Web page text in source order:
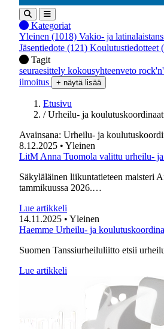
Kategoriat
Yleinen (1018) Vakio- ja
Jäsentiedote (121) Koulutustiedotteet
Tagit
seuraesittely kokousyhteenveto
ilmoitus
+ näytä lisää
Etusivu
/ Urheilu- ja
Avainsana: Urheilu- ja
8.12.2025 • Yleinen
LitM Anna Tuomola valittu urheilu-
Säkyläläinen liikuntatieteen maisteri
tammikuussa 2026.…
Lue artikkeli
14.11.2025 • Yleinen
Haemme Urheilu- ja
Suomen Tanssiurheiluliitto etsii
Lue artikkeli